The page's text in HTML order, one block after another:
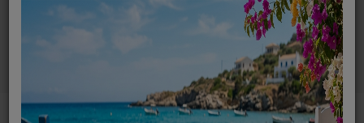
0
Ανταλλακτικά ηλεκτρικών συσκευών MENU